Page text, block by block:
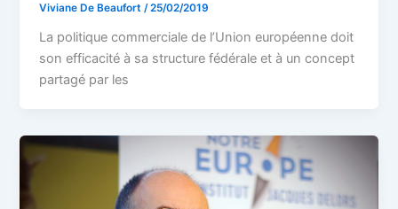
Viviane De Beaufort /25/02/2019
La politique commerciale de l’Union européenne doit
son efficacité à sa structure fédérale et à un concept
partagé par les